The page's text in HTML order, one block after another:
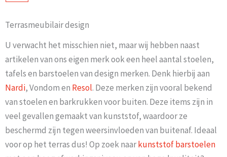
Terrasmeubilair design
U verwacht het misschien niet, maar wij hebben naast
artikelen van ons eigen merk ook een heel aantal stoelen,
tafels en barstoelen van design merken. Denk hierbij aan
Nardi, Vondom en Resol. Deze merken zijn vooral bekend
van stoelen en barkrukken voor buiten. Deze items zijn in
veel gevallen gemaakt van kunststof, waardoor ze
beschermd zijn tegen weersinvloeden van buitenaf. Ideaal
voor op het terras dus! Op zoek naarkunststof barstoelen